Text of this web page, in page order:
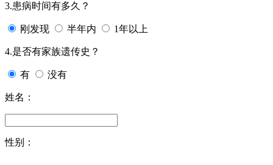
3.患病时间有多久？
刚发现 半年内 1年以上
4.是否有家族遗传史？
有 没有
姓名：
性别：